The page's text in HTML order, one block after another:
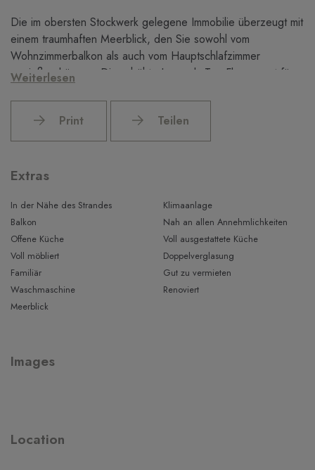
Die im obersten Stockwerk gelegene Immobilie überzeugt mit
einem traumhaften Meerblick, den Sie sowohl vom
Wohnzimmerbalkon als auch vom Hauptschlafzimmer
genießen können. Die erhöhte Lage als Top Floor sorgt für
Wohnatmosphäre.
Die Wohnung verfügt über drei Schlafzimmer und zwei
bietet direkten Zugang zum Balkon und schafft ein
eignet sich die Immobilie nicht nur als Feriendomizil oder
dauerhafter Wohnsitz, sondern auch hervorragend als
attraktive Kapitalanlage mit attraktivem Vermietungspotenzial.
Diskreter Verkauf. Für weitere Informationen und Details
freuen wir uns auf Ihre persönliche Anfrage.
Weiterlesen
Print Teilen
Extras
In der Nähe des Strandes
Klimaanlage
Balkon
Nah an allen Annehmlichkeiten
Offene Küche
Voll ausgestattete Küche
Voll möbliert
Doppelverglasung
Familiär
Gut zu vermieten
Waschmaschine
Renoviert
Meerblick
Images
Location